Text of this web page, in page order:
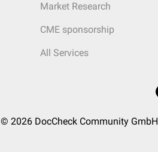
Market Research
CME sponsorship
All Services
© 2026 DocCheck Community GmbH